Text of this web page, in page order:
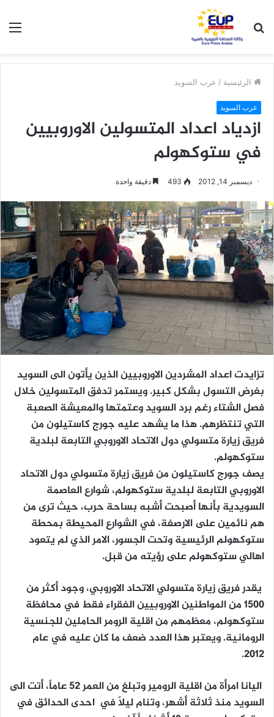
عن
الرئيسية / عرب السويد
عرب السويد
ازدياد اعداد المتسولين الاوروبيين
في ستوكهولم
ديسمبر 14, 2012 493 دقيقة واحدة
تزايدت اعداد المشردين الاوروبيين الذين يأتون الى السويد
بغرض التسول بشكل كبير. ويستمر تدفق المتسولين خلال
فصل الشتاء رغم برد السويد وعتمتها والمعيشة الصعبة
التي تنتظرهم. هذا ما يشهد عليه جورج كاستيلون من
فريق زيارة متسولي دول الاتحاد الاوروبي التابعة لبلدية
ستوكهولم.
يصف جورج كاستيلون من فريق زيارة متسولي دول الاتحاد
الاوروبي التابعة لبلدية ستوكهولم، شوارع العاصمة
السويدية بأنها أصبحت أشبه بساحة حرب، حيث ترى من
هم نائمين على الارصفة، في الشوارع المحيطة بمحطة
ستوكهولم الرئيسية وتحت الجسور، الامر الذي لم يتعود
اهالي ستوكهولم على رؤيته من قبل.
يقدر فريق زيارة متسولي الاتحاد الاوروبي، وجود أكثر من
1500 من المواطنين الاوروبيين الفقراء فقط في محافظة
ستوكهولم، معظمهم من اقلية الرومر الحاملين للجنسية
الرومانية. ويعتبر هذا العدد ضعف ما كان عليه في عام
2012.
اليانا امرأة من اقلية الرومير وتبلغ من العمر 52 عاماً، أتت الى
السويد منذ ثلاثة أشهر، وتنام ليلاً في احدى الحدائق في